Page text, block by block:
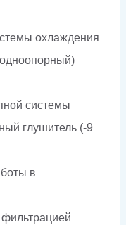
охлаждения
системы
глушитель (-9
в